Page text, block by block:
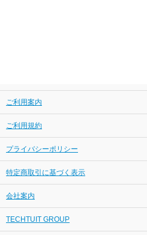
ご利用案内
ご利用規約
プライバシーポリシー
特定商取引に基づく表示
会社案内
TECHTUIT GROUP